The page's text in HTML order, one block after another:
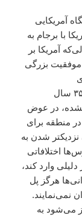
آمریکایی
با برجام به
آمریکا بر
موفقیت بزرگی
انگاشت،سخت است. این توافق موجب پایان ۳۵ سال
در عوض
منطقه برای
شدن به
اختلافاتی
وارد کند،
هرگز پل
نمی‌نمایند.
می‌شود به